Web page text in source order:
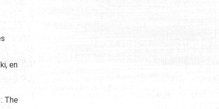
en
The